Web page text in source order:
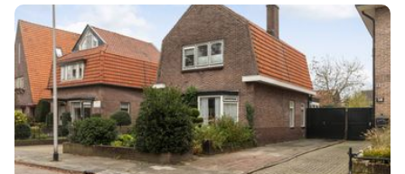
Aantal kamers 6 kamers (3 slaapkamers)
Aantal badkamers 1 badkamer
Badkamervoorzieningen Douche, toilet, wastafel